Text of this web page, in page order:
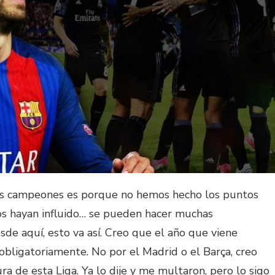
campeones es porque no hemos hecho los puntos
hayan influido… se pueden hacer muchas
aquí, esto va así. Creo que el año que viene
No por el Madrid o el Barça, creo
de esta Liga. Ya lo dije y me multaron, pero lo sigo